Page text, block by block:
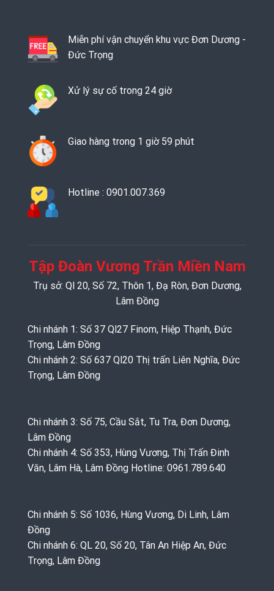
Miễn phí vận chuyển khu vực Đơn Dương -
Đức Trọng
Xử lý sự cố trong 24 giờ
Giao hàng trong 1 giờ 59 phút
Hotline : 0901.007.369
Tập Đoàn Vương Trần Miền Nam
Trụ sở: Ql 20, Số 72, Thôn 1, Đạ Ròn, Đơn Dương,
Lâm Đồng
Chi nhánh 1: Số 37 Ql27 Finom, Hiệp Thạnh, Đức
Trọng, Lâm Đồng
Chi nhánh 2: Số 637 Ql20 Thị trấn Liên Nghĩa, Đức
Trọng, Lâm Đồng
Chi nhánh 3: Số 75, Cầu Sắt, Tu Tra, Đơn Dương,
Lâm Đồng
Chi nhánh 4: Số 353, Hùng Vương, Thị Trấn Đinh
Văn, Lâm Hà, Lâm Đồng Hotline: 0961.789.640
Chi nhánh 5: Số 1036, Hùng Vương, Di Linh, Lâm
Đồng
Chi nhánh 6: QL 20, Số 20, Tân An Hiệp An, Đức
Trọng, Lâm Đồng